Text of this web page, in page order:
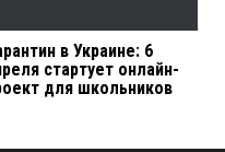
в Украине: 6
стартует онлайн-
для школьников